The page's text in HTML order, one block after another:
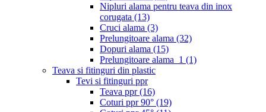
Nipluri alama pentru teava din inox
corugata (13)
Cruci alama (3)
Prelungitoare alama (32)
Dopuri alama (15)
Prelungitoare alama_1 (1)
Teava si fitinguri din plastic
Tevi si fitinguri ppr
Teava ppr(16)
Coturi ppr 90° (19)